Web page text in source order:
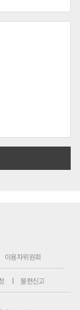
이용자위원회
불편신고